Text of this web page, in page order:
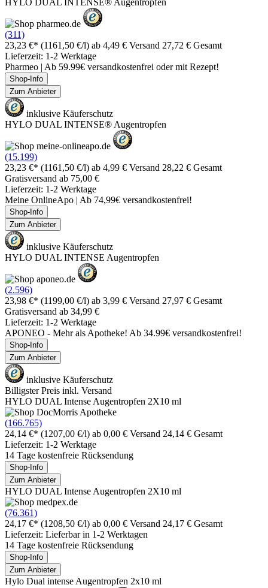
HYLO DUAL INTENSE® Augentropfen
(311)
23,23 €* (1161,50 €/l) ab 4,49 € Versand 27,72 € Gesamt
Lieferzeit: 1-2 Werktage
Pharmeo | Ab 59.99€ versandkostenfrei oder mit Rezept!
Shop-Info
Zum Anbieter
inklusive Käuferschutz
HYLO DUAL INTENSE® Augentropfen
(15.199)
23,23 €* (1161,50 €/l) ab 4,99 € Versand 28,22 € Gesamt
Gratisversand ab 75,00 €
Lieferzeit: 1-2 Werktage
Meine OnlineApo | Ab 74,99€ versandkostenfrei!
Shop-Info
Zum Anbieter
inklusive Käuferschutz
HYLO DUAL INTENSE Augentropfen
(2.596)
23,98 €* (1199,00 €/l) ab 3,99 € Versand 27,97 € Gesamt
Gratisversand ab 34,99 €
Lieferzeit: 1-2 Werktage
APONEO - Mehr als Apotheke! Ab 34.99€ versandkostenfrei!
Shop-Info
Zum Anbieter
inklusive Käuferschutz
Billigster Preis inkl. Versand
HYLO DUAL Intense Augentropfen 2X10 ml
(166.765)
24,14 €* (1207,00 €/l) ab 0,00 € Versand 24,14 € Gesamt
Lieferzeit: 1-2 Werktage
14 Tage kostenfreie Rücksendung
Shop-Info
Zum Anbieter
HYLO DUAL Intense Augentropfen 2X10 ml
(76.361)
24,17 €* (1208,50 €/l) ab 0,00 € Versand 24,17 € Gesamt
Lieferzeit: Lieferbar in 1-2 Werktagen
14 Tage kostenfreie Rücksendung
Shop-Info
Zum Anbieter
Hylo Dual intense Augentropfen 2x10 ml